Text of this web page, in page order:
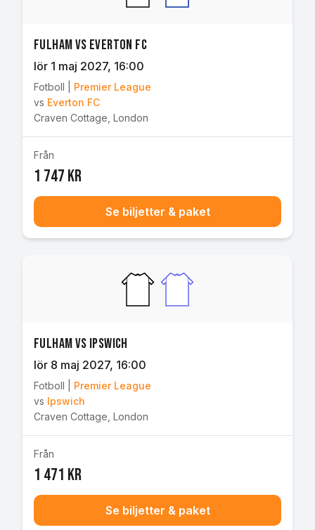
Fulham vs Everton FC
lör 1 maj 2027, 16:00
Fotboll
Premier League
vs Everton FC
Craven Cottage London
Från
1 747 kr
Se biljetter & paket
Fulham vs Ipswich
lör 8 maj 2027, 16:00
Fotboll
Premier League
vs Ipswich
Craven Cottage London
Från
1 471 kr
Se biljetter & paket